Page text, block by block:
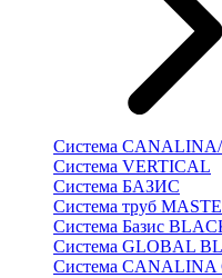
Система
Система VERTICAL
Система БАЗИС
Система труб
Система Базис
Система GLOBAL
Система CANALINA